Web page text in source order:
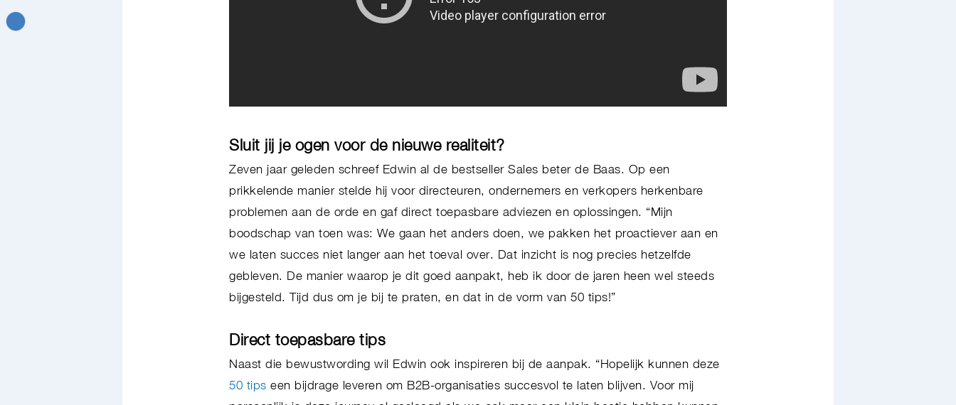
Sluit jij je ogen voor de nieuwe realiteit?
Zeven jaar geleden schreef Edwin al de bestseller Sales beter de Baas. Op een
prikkelende manier stelde hij voor directeuren, ondernemers en verkopers herkenbare
problemen aan de orde en gaf direct toepasbare adviezen en oplossingen. “Mijn
boodschap van toen was: We gaan het anders doen, we pakken het proactiever aan en
we laten succes niet langer aan het toeval over. Dat inzicht is nog precies hetzelfde
gebleven. De manier waarop je dit goed aanpakt, heb ik door de jaren heen wel steeds
bijgesteld. Tijd dus om je bij te praten, en dat in de vorm van 50 tips!”
Direct toepasbare tips
Naast die bewustwording wil Edwin ook inspireren bij de aanpak. “Hopelijk kunnen deze
50 tips een bijdrage leveren om B2B-organisaties succesvol te laten blijven. Voor mij